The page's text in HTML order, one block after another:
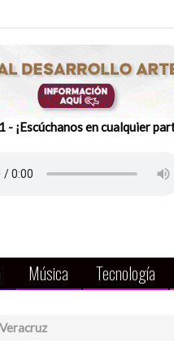
¡Escúchanos en cualquier
Música Tecnología